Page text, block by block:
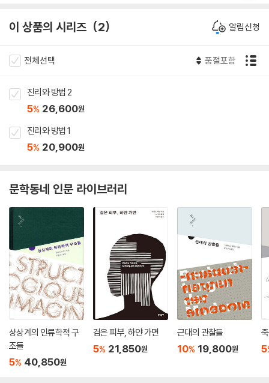
이 상품의 시리즈 2 알림신청
전체선택 품절포함
진리와 방법 2
5% 26,600원
진리와 방법 1
5% 20,900원
문학동네 인문 라이브러리
상상계의 인류학적 구
조들
5% 40,850원
검은 피부, 하얀 가면
5% 21,850원
근대의 관찰들
10% 19,800원 5